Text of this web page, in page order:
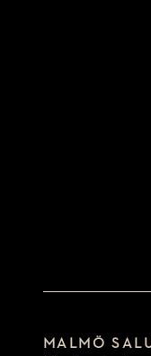
MALMÖ